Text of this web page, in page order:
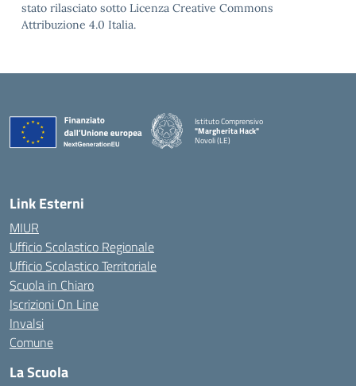
stato rilasciato sotto Licenza Creative Commons
Attribuzione 4.0 Italia.
Istituto Comprensivo
"Margherita Hack"
Novoli (LE)
Link Esterni
MIUR
Ufficio Scolastico Regionale
Ufficio Scolastico Territoriale
Scuola in Chiaro
Iscrizioni On Line
Invalsi
Comune
La Scuola